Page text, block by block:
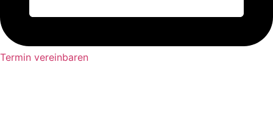
Termin vereinbaren